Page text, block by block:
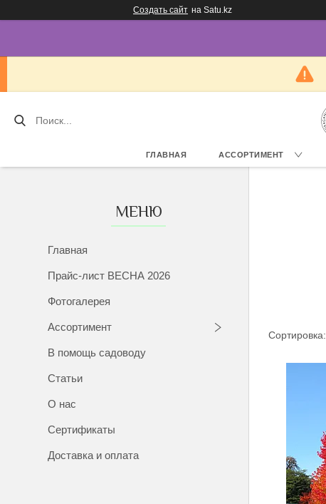
Создать сайт на Satu.kz
ГЛАВНАЯ АССОРТИМЕНТ
Главная
Прайс-лист ВЕСНА 2026
Фотогалерея
Ассортимент
В помощь садоводу
Статьи
О нас
Сертификаты
Доставка и оплата